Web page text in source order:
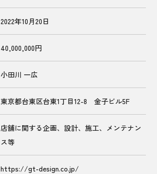
2022年10月20日
40,000,000円
小田川 一広
東京都台東区台東1丁目12-8 金子ビル5F
店舗に関する企画、設計、施工、メンテナン
ス等
https://gt-design.co.jp/